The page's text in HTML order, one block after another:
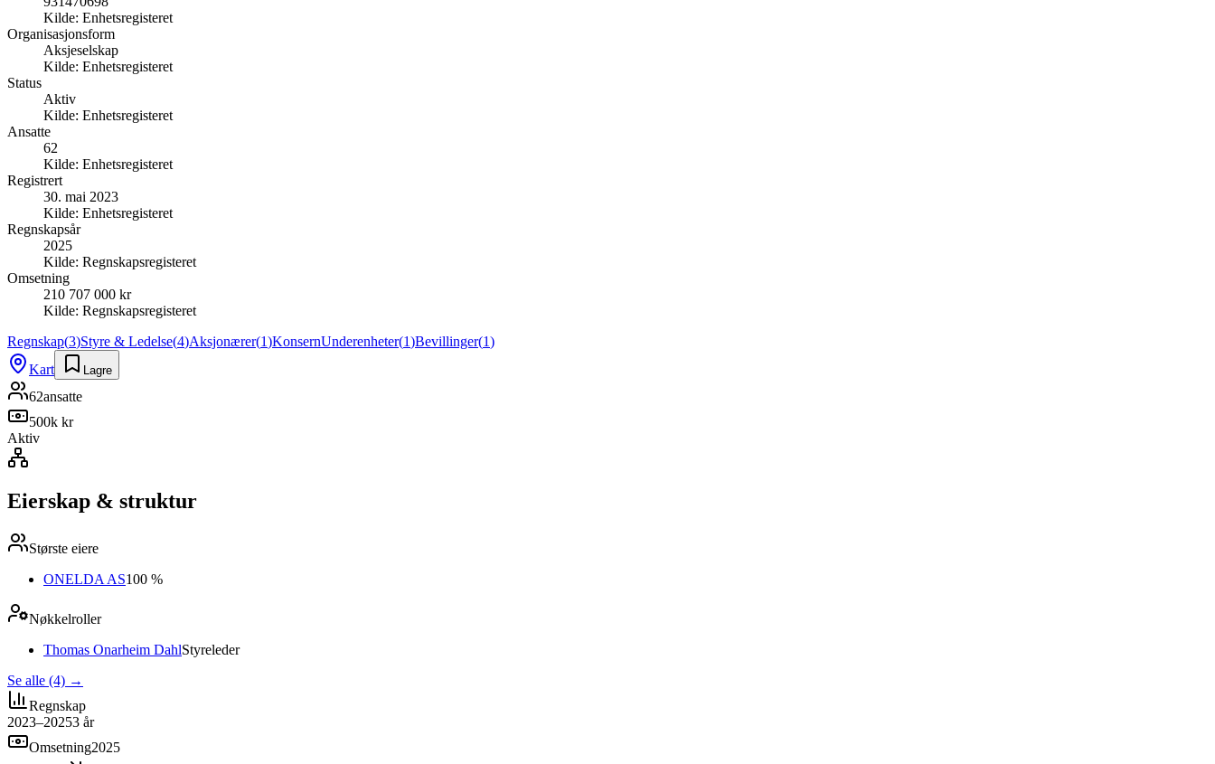
Kilde: Enhetsregisteret
Organisasjonsform
Aksjeselskap
Kilde: Enhetsregisteret
Status
Aktiv
Kilde: Enhetsregisteret
Ansatte
62
Kilde: Enhetsregisteret
Registrert
30. mai 2023
Kilde: Enhetsregisteret
Regnskapsår
2025
Kilde: Regnskapsregisteret
Omsetning
210 707 000 kr
Kilde: Regnskapsregisteret
Regnskap(3)Styre & Ledelse(4)Aksjonærer(1)KonsernUnderenheter(1)Bevillinger(1)
Kart
Lagre
62ansatte
500k kr
Aktiv
Eierskap & struktur
Største eiere
ONELDA AS100 %
Nøkkelroller
Thomas Onarheim DahlStyreleder
Se alle (4) →
Regnskap
2023–20253 år
Omsetning2025